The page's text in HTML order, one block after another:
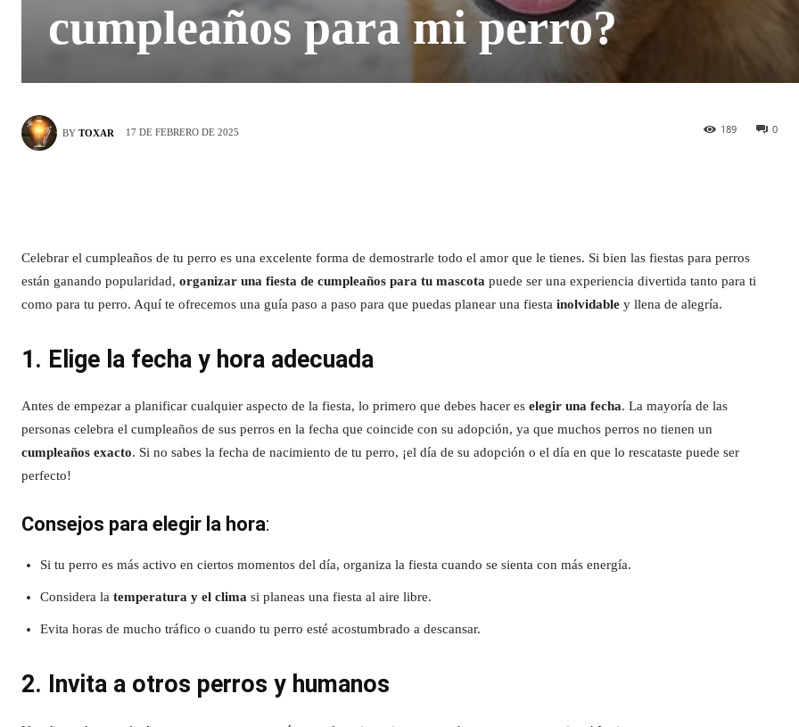
cumpleaños para mi perro?
BY TOXAR 17 DE FEBRERO DE 2025 0
189
Celebrar el cumpleaños de tu perro es una excelente forma de demostrarle todo el amor que le tienes. Si bien las fiestas para perros
están ganando popularidad, organizar una fiesta de cumpleaños para tu mascota puede ser una experiencia divertida tanto para ti
como para tu perro. Aquí te ofrecemos una guía paso a paso para que puedas planear una fiesta inolvidable y llena de alegría.
1. Elige la fecha y hora adecuada
Antes de empezar a planificar cualquier aspecto de la fiesta, lo primero que debes hacer es elegir una fecha. La mayoría de las
personas celebra el cumpleaños de sus perros en la fecha que coincide con su adopción, ya que muchos perros no tienen un
cumpleaños exacto. Si no sabes la fecha de nacimiento de tu perro, ¡el día de su adopción o el día en que lo rescataste puede ser
perfecto!
Consejos para elegir la hora:
Si tu perro es más activo en ciertos momentos del día, organiza la fiesta cuando se sienta con más energía.
Considera la temperatura y el clima si planeas una fiesta al aire libre.
Evita horas de mucho tráfico o cuando tu perro esté acostumbrado a descansar.
2. Invita a otros perros y humanos